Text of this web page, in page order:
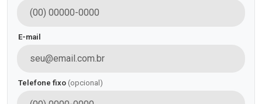
E-mail
Telefone fixo (opcional)